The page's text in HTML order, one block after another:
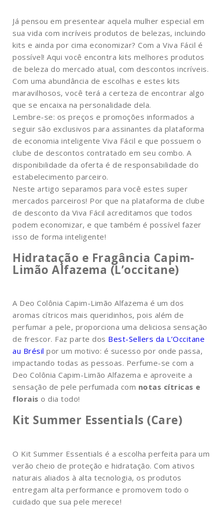
Já pensou em presentear aquela mulher especial em
sua vida com incríveis produtos de belezas, incluindo
kits e ainda por cima economizar? Com a Viva Fácil é
possível! Aqui você encontra kits melhores produtos
de beleza do mercado atual, com descontos incríveis.
Com uma abundância de escolhas e estes kits
maravilhosos, você terá a certeza de encontrar algo
que se encaixa na personalidade dela.
Lembre-se: os preços e promoções informados a
seguir são exclusivos para assinantes da plataforma
de economia inteligente Viva Fácil e que possuem o
clube de descontos contratado em seu combo. A
disponibilidade da oferta é de responsabilidade do
estabelecimento parceiro.
Neste artigo separamos para você estes super
mercados parceiros! Por que na plataforma de clube
de desconto da Viva Fácil acreditamos que todos
podem economizar, e que também é possível fazer
isso de forma inteligente!
Hidratação e Fragância Capim-
Limão Alfazema (L’occitane)
A Deo Colônia Capim-Limão Alfazema é um dos
aromas cítricos mais queridinhos, pois além de
perfumar a pele, proporciona uma deliciosa sensação
de frescor. Faz parte dos Best-Sellers da L’Occitane
au Brésil por um motivo: é sucesso por onde passa,
impactando todas as pessoas. Perfume-se com a
Deo Colônia Capim-Limão Alfazema e aproveite a
sensação de pele perfumada com notas cítricas e
florais o dia todo!
Kit Summer Essentials (Care)
O Kit Summer Essentials é a escolha perfeita para um
verão cheio de proteção e hidratação. Com ativos
naturais aliados à alta tecnologia, os produtos
entregam alta performance e promovem todo o
cuidado que sua pele merece!